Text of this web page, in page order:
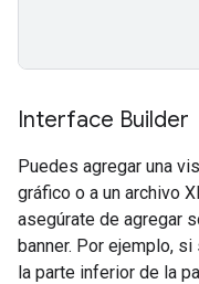
Interface Builder
Puedes agregar una
gráfico o a un archivo
asegúrate de agregar
banner. Por ejemplo,
la parte inferior de la